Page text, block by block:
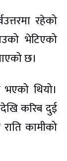
रहेको
भेटिएको
छ।
थियो।
करिब दुई
कामीको